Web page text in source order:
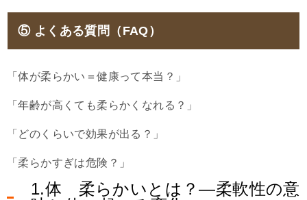
⑤ よくある質問（FAQ）
「体が柔らかい＝健康って本当？」
「年齢が高くても柔らかくなれる？」
「どのくらいで効果が出る？」
「柔らかすぎは危険？」
1.体 柔らかいとは？―柔軟性の意